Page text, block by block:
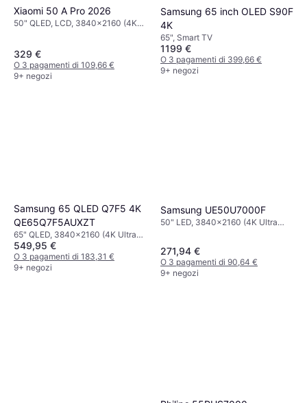
Xiaomi 50 A Pro 2026
50" QLED, LCD, 3840x2160 (4K
329 €
O 3 pagamenti di 109,66 €
9+ negozi
Samsung 65 inch OLED S90F
4K
65", Smart TV
1199 €
O 3 pagamenti di 399,66 €
9+ negozi
Samsung 65 QLED Q7F5 4K
QE65Q7F5AUXZT
65" QLED, 3840x2160 (4K Ultra
HD), Smart TV
549,95 €
O 3 pagamenti di 183,31 €
9+ negozi
Samsung UE50U7000F
50" LED, 3840x2160 (4K Ultra
271,94 €
O 3 pagamenti di 90,64 €
9+ negozi